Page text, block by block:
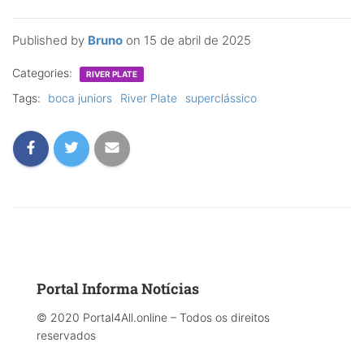
Published by Bruno on 15 de abril de 2025
Categories: RIVER PLATE
Tags: boca juniors River Plate superclássico
Portal Informa Notícias
© 2020 Portal4All.online – Todos os direitos
reservados